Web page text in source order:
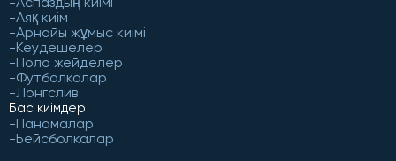
Аяқ киім
Арнайы жұмыс киімі
Кеудешелер
Поло жейделер
Футболкалар
Лонгслив
Бас киімдер
Панамалар
Бейсболкалар